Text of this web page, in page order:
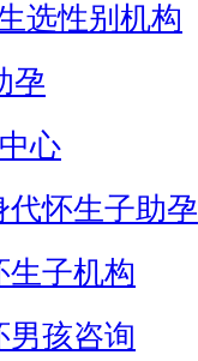
选性别机构
孕
心
代怀生子助孕
生子机构
男孩咨询